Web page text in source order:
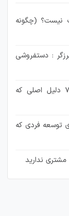
نیست؟ (چگونه
: دستفروشی
چرا فروش ندارم – 7 دلیل اصلی که
توسعه فردی که